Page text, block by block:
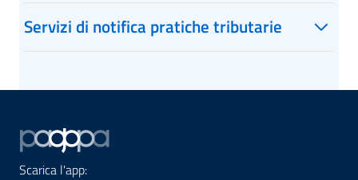
Servizi di notifica pratiche tributarie
Scarica l'app: